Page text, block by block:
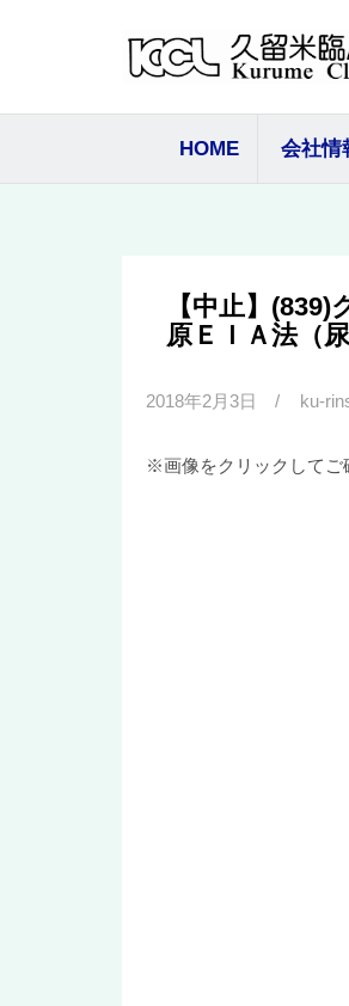
ス
HOME 会社情
【中止】
原ＥＩＡ法（尿
2018年2月3日 ku-
※画像をクリックしてご